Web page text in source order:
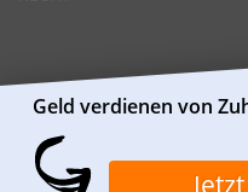
Impressum Datenschutz
Geld verdienen von
Jetzt